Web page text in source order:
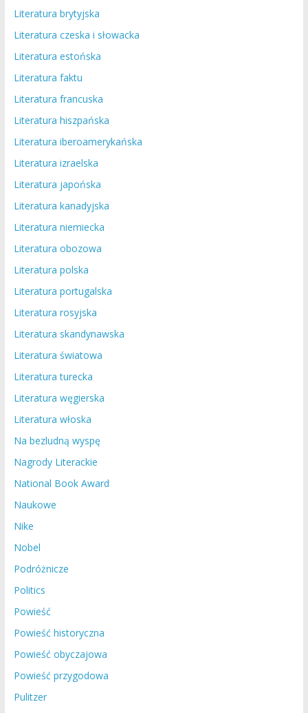
Literatura brytyjska
Literatura czeska i słowacka
Literatura estońska
Literatura faktu
Literatura francuska
Literatura hiszpańska
Literatura iberoamerykańska
Literatura izraelska
Literatura japońska
Literatura kanadyjska
Literatura niemiecka
Literatura obozowa
Literatura polska
Literatura portugalska
Literatura rosyjska
Literatura skandynawska
Literatura światowa
Literatura turecka
Literatura węgierska
Literatura włoska
Na bezludną wyspę
Nagrody Literackie
National Book Award
Naukowe
Nike
Nobel
Podróżnicze
Politics
Powieść
Powieść historyczna
Powieść obyczajowa
Powieść przygodowa
Pulitzer